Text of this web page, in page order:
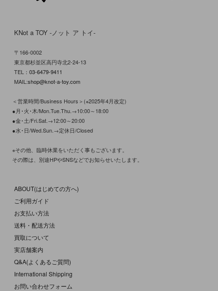
KNot a TOY -ノット ア トイ-
〒166-0002
東京都杉並区高円寺北2-24-13
TEL： 03-6479-9411
MAIL:shop@knot-a-toy.com
＜営業時間/Business Hours＞(※2025年4月改定)
●月･火･木/Mon.Tue.Thu.→10:00～18:00
●金･土/Fri.Sat.→12:00～20:00
●水･日/Wed.Sun.→定休日/Closed
※その他、臨時休業をいただく事もございます。
その際は、別途HPやSNSなどでお知らせいたします。
ABOUT(はじめての方へ)
ご利用ガイド
お支払い方法
送料・配送方法
買取について
実店舗案内
Q&A(よくあるご質問)
International Shipping
お問い合わせフォーム